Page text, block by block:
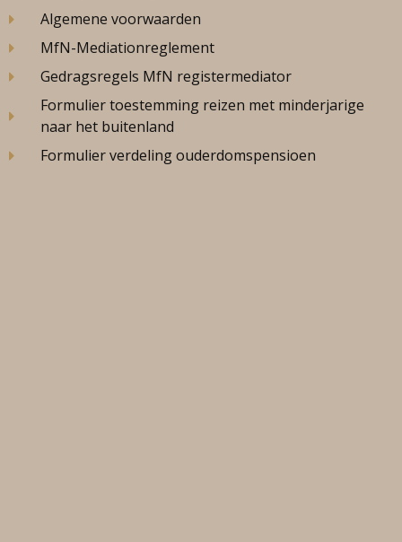
Algemene voorwaarden
MfN-Mediationreglement
Gedragsregels MfN registermediator
Formulier toestemming reizen met minderjarige
naar het buitenland
Formulier verdeling ouderdomspensioen